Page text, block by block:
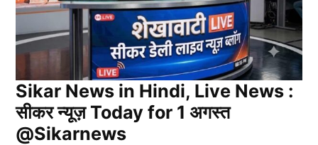
Sikar News in Hindi, Live News :
सीकर न्यूज़ Today for 1 अगस्त
@Sikarnews